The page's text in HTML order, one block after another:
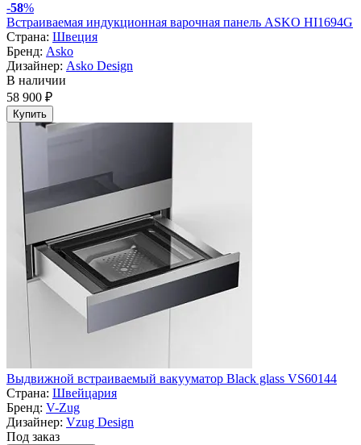
-58%
Встраиваемая индукционная варочная панель ASKO HI1694G
Страна: Швеция
Бренд: Asko
Дизайнер: Asko Design
В наличии
58 900 ₽
Купить
Выдвижной встраиваемый вакууматор Black glass VS60144
Страна: Швейцария
Бренд: V-Zug
Дизайнер: Vzug Design
Под заказ